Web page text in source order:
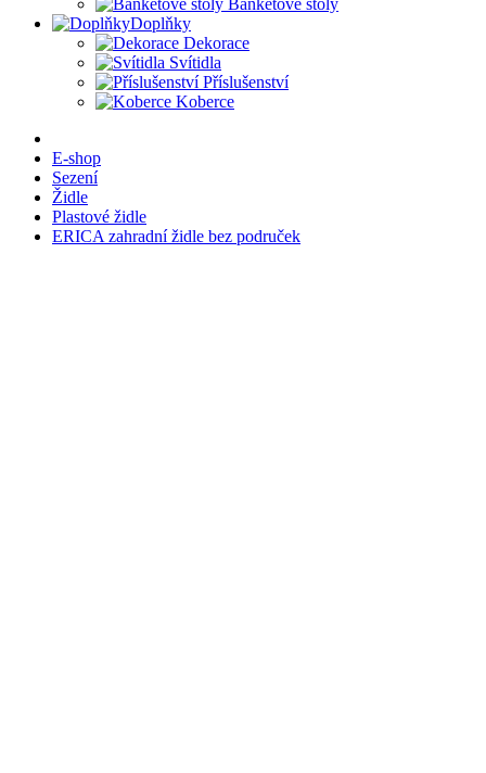
Banketové stoly
Doplňky
Dekorace
Svítidla
Příslušenství
Koberce
E-shop
Sezení
Židle
Plastové židle
ERICA zahradní židle bez područek